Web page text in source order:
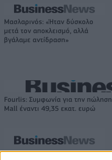
Μασλαρινός: «Ήταν δύσκολο
μετά τον αποκλεισμό, αλλά
βγάλαμε αντίδραση»
Fourlis: Συμφωνία για την
Mall έναντι 49,35 εκατ. ευρώ